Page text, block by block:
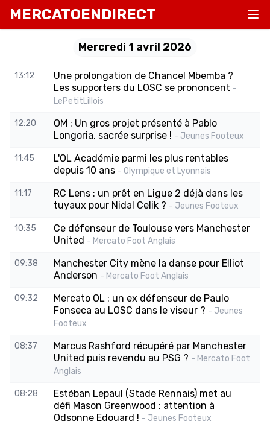
MERCATOENDIRECT
Mercredi 1 avril 2026
13:12
Une prolongation de Chancel Mbemba ?
Les supporters du LOSC se prononcent -
LePetitLillois
12:20
OM : Un gros projet présenté à Pablo
Longoria, sacrée surprise ! - Jeunes Footeux
11:45
L'OL Académie parmi les plus rentables
depuis 10 ans - Olympique et Lyonnais
11:17
RC Lens : un prêt en Ligue 2 déjà dans les
tuyaux pour Nidal Celik ? - Jeunes Footeux
10:35
Ce défenseur de Toulouse vers Manchester
United - Mercato Foot Anglais
09:38
Manchester City mène la danse pour Elliot
Anderson - Mercato Foot Anglais
09:32
Mercato OL : un ex défenseur de Paulo
Fonseca au LOSC dans le viseur ? - Jeunes
Footeux
08:37
Marcus Rashford récupéré par Manchester
United puis revendu au PSG ? - Mercato Foot
Anglais
08:28
Estéban Lepaul (Stade Rennais) met au
défi Mason Greenwood : attention à
Odsonne Edouard ! - Jeunes Footeux